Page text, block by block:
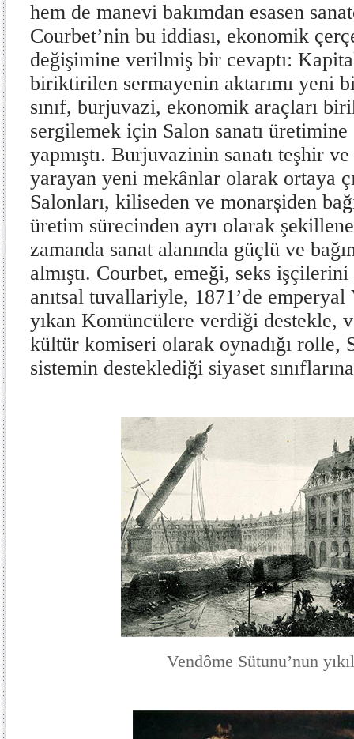
hem de manevi bakımdan esasen
Courbet’nin bu iddiası, ekonomik
değişimine verilmiş bir cevaptı:
biriktirilen sermayenin aktarımı yeni
sınıf, burjuvazi, ekonomik araçları
sergilemek için Salon sanatı
yapmıştı. Burjuvazinin sanatı teşhir
yarayan yeni mekânlar olarak ortaya
Salonları, kiliseden ve monarşiden
üretim sürecinden ayrı olarak
zamanda sanat alanında güçlü ve
almıştı. Courbet, emeği, seks
anıtsal tuvallariyle, 1871’de emperyal
yıkan Komüncülere verdiği destekle,
kültür komiseri olarak oynadığı rolle,
sistemin desteklediği siyaset
Vendôme Sütunu’nun